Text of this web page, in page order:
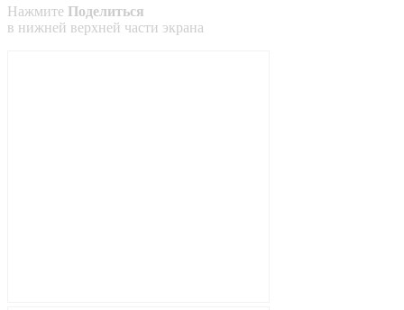
Нажмите Поделиться
в нижней верхней части экрана